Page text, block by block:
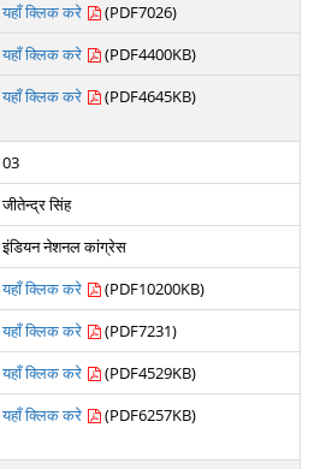
यहाँ क्लिक करे
(PDF7026)
यहाँ क्लिक करे
(PDF4400KB)
यहाँ क्लिक करे
(PDF4645KB)
03
जीतेन्द्र सिंह
इंडियन नेशनल कांग्रेस
यहाँ क्लिक करे
(PDF10200KB)
यहाँ क्लिक करे
(PDF7231)
यहाँ क्लिक करे
(PDF4529KB)
यहाँ क्लिक करे
(PDF6257KB)